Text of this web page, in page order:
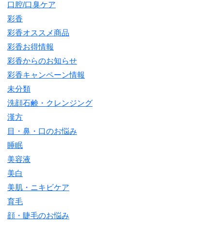
口腔/口臭ケア
彩香
彩香オススメ商品
彩香お得情報
彩香からのお知らせ
彩香キャンペーン情報
未分類
洗顔石鹸・クレンジング
漢方
目・鼻・口のお悩み
睡眠
美容液
美白
美肌・ニキビケア
育毛
顔・睫毛のお悩み